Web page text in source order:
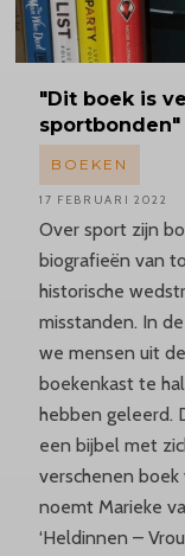
"Dit boek is
sportbonden"
Over sport zijn
biografieën van
historische
misstanden. In
we mensen uit
boekenkast te
hebben geleerd.
een bijbel met
verschenen
noemt Marieke
‘Heldinnen –
BOEKEN
17 FEBRUARI 2022